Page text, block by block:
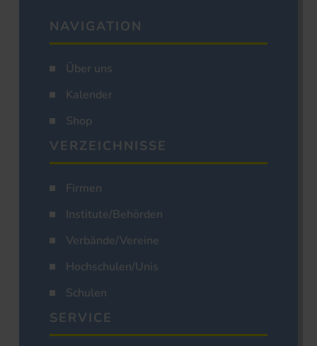
NAVIGATION
Über uns
Kalender
Shop
VERZEICHNISSE
Firmen
Institute/Behörden
Verbände/Vereine
Hochschulen/Unis
Schulen
SERVICE